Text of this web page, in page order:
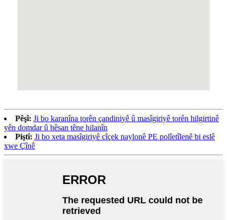
Pêşî: Ji bo karanîna torên çandiniyê û masîgiriyê torên hilgirtinê
yên domdar û hêsan têne hilanîn
Piştî: Ji bo xeta masîgiriyê çîçek naylonê PE polîetîlenê bi eslê
xwe Çînê